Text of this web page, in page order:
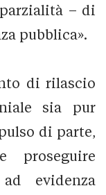
– di
pubblica».
di rilascio
sia pur
di parte,
proseguire
evidenza